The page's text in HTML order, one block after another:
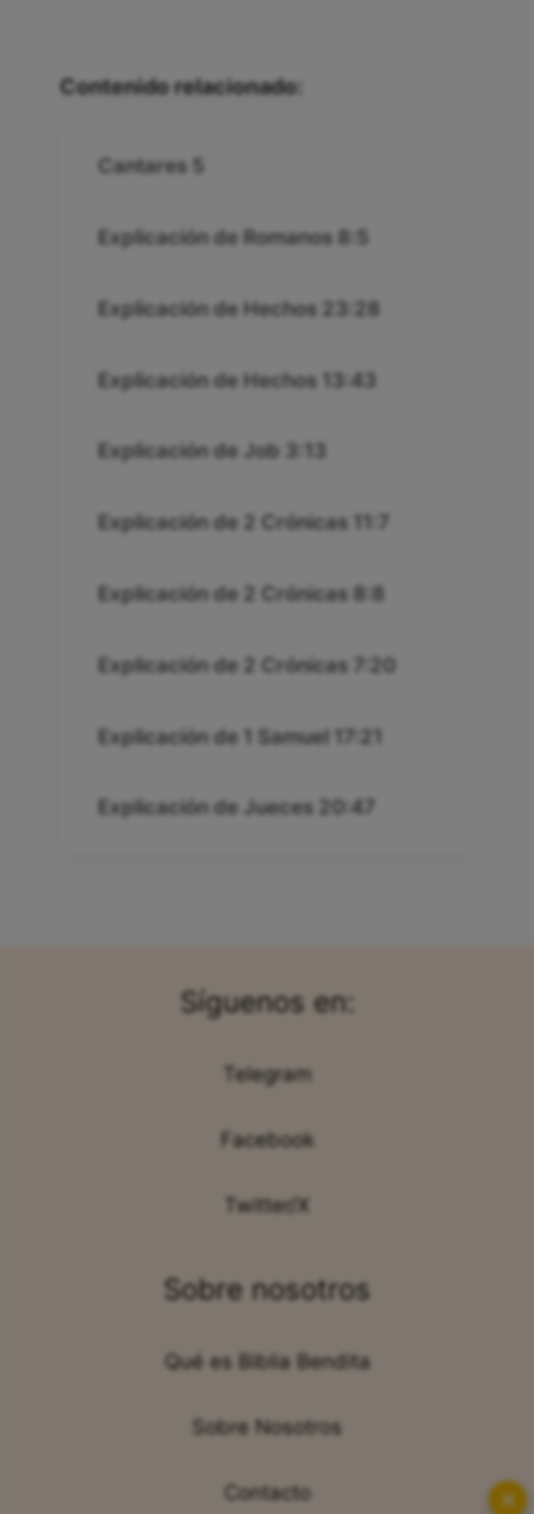
Contenido relacionado:
Cantares 5
Explicación de Romanos 8:5
Explicación de Hechos 23:28
Explicación de Hechos 13:43
Explicación de Job 3:13
Explicación de 2 Crónicas 11:7
Explicación de 2 Crónicas 8:8
Explicación de 2 Crónicas 7:20
Explicación de 1 Samuel 17:21
Explicación de Jueces 20:47
Síguenos en:
Telegram
Facebook
Twitter/X
Sobre nosotros
Qué es Biblia Bendita
Sobre Nosotros
Contacto ✕